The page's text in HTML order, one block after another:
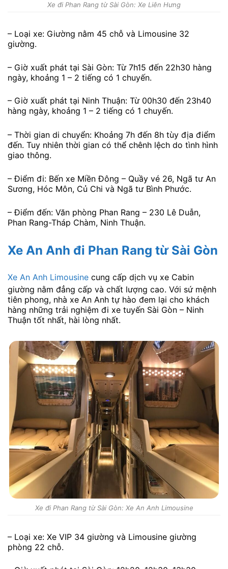
Xe đi Phan Rang từ Sài Gòn: Xe Liên Hưng
– Loại xe: Giường nằm 45 chỗ và Limousine 32
giường.
– Giờ xuất phát tại Sài Gòn: Từ 7h15 đến 22h30 hàng
ngày, khoảng 1 – 2 tiếng có 1 chuyến.
– Giờ xuất phát tại Ninh Thuận: Từ 00h30 đến 23h40
hàng ngày, khoảng 1 – 2 tiếng có 1 chuyến.
– Thời gian di chuyển: Khoảng 7h đến 8h tùy địa điểm
đến. Tuy nhiên thời gian có thể chênh lệch do tình hình
giao thông.
– Điểm đi: Bến xe Miền Đông – Quầy vé 26, Ngã tư An
Sương, Hóc Môn, Củ Chi và Ngã tư Bình Phước.
– Điểm đến: Văn phòng Phan Rang – 230 Lê Duẫn,
Phan Rang-Tháp Chàm, Ninh Thuận.
Xe An Anh đi Phan Rang từ Sài Gòn
Xe An Anh Limousine cung cấp dịch vụ xe Cabin
giường nằm đẳng cấp và chất lượng cao. Với sứ mệnh
tiên phong, nhà xe An Anh tự hào đem lại cho khách
hàng những trải nghiệm đi xe tuyến Sài Gòn – Ninh
Thuận tốt nhất, hài lòng nhất.
Xe đi Phan Rang từ Sài Gòn: Xe An Anh Limousine
– Loại xe: Xe VIP 34 giường và Limousine giường
phòng 22 chỗ.